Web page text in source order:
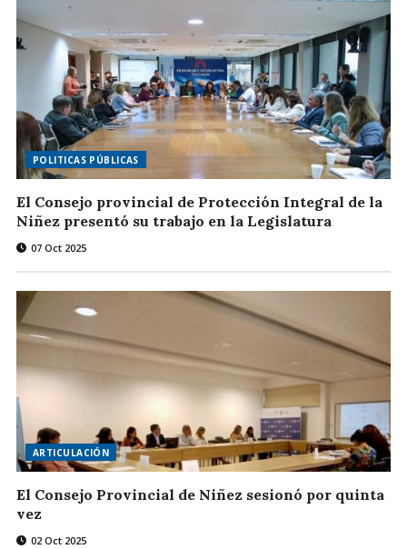
POLITICAS PÚBLICAS
El Consejo provincial de Protección Integral de la
Niñez presentó su trabajo en la Legislatura
07 Oct 2025
ARTICULACIÓN
El Consejo Provincial de Niñez sesionó por quinta
vez
02 Oct 2025